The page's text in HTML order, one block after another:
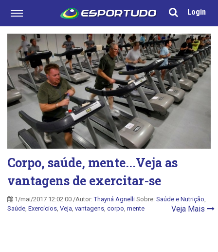
Login
Corpo, saúde, mente...Veja as
vantagens de exercitar-se
1/mai/2017 12:02:00 /Autor:Thayná Agnelli Sobre: Saúde e Nutrição
Saúde Exercícios Veja vantagens corpo mente Veja Mais